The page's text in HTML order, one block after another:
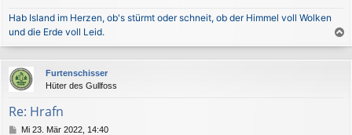
Hab Island im Herzen, ob's stürmt oder schneit, ob der Himmel voll Wolken
und die Erde voll Leid.
a
c
Furtenschisser
Hüter des Gullfoss
Re: Hrafn
BMi 23. Mär 2022, 14:40